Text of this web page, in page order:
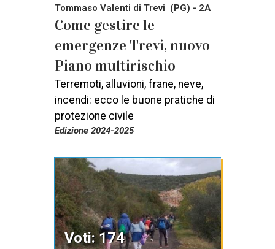
Tommaso Valenti di Trevi (PG) - 2A
Come gestire le
emergenze Trevi, nuovo
Piano multirischio
Terremoti, alluvioni, frane, neve,
incendi: ecco le buone pratiche di
protezione civile
Edizione 2024-2025
Voti: 174